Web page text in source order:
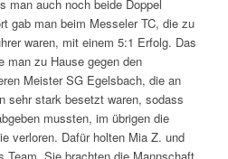
man auch noch beide Doppel
gab man beim Messeler TC, die zu
waren, mit einem 5:1 Erfolg. Das
man zu Hause gegen den
Meister SG Egelsbach, die an
sehr stark besetzt waren, sodass
mussten, im übrigen die
verloren. Dafür holten Mia Z. und
Team. Sie brachten die Mannschaft